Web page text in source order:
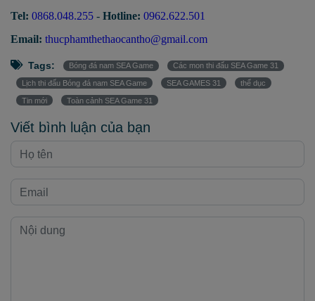
Tel: 0868.048.255 - Hotline: 0962.622.501
Email: thucphamthethaocantho@gmail.com
Tags: Bóng đá nam SEA Game Các mon thi đấu SEA Game 31
Lịch thi đấu Bóng đá nam SEA Game SEA GAMES 31 thể dục
Tin mới Toàn cảnh SEA Game 31
Viết bình luận của bạn